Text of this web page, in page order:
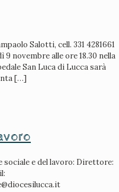
Salotti, cell. 331 4281661
9 novembre alle ore 18.30 nella
San Luca di Lucca sarà
[…]
sociale e del lavoro: Direttore: